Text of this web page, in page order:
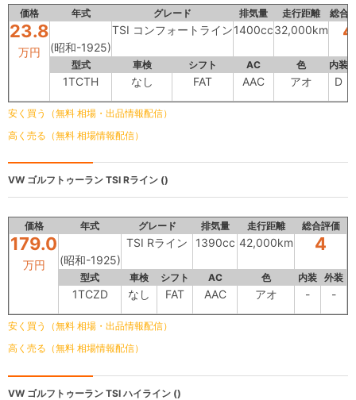
価格 年式 グレード 排気量 走行距離 総合
23.8
万円 (昭和-1925)
TSI コンフォートライン1400cc32,000km 4
型式 車検 シフト AC 色 内装
1TCTH なし FAT AAC アオ D
安く買う（無料 相場・出品情報配信）
高く売る（無料 相場情報配信）
VW ゴルフトゥーラン TSI Rライン ()
価格 年式 グレード 排気量 走行距離 総合評価
179.0
万円 (昭和-1925)
TSI Rライン 1390cc 42,000km 4
型式 車検 シフト AC 色 内装 外装
1TCZD なし FAT AAC アオ - -
安く買う（無料 相場・出品情報配信）
高く売る（無料 相場情報配信）
VW ゴルフトゥーラン TSI ハイライン ()